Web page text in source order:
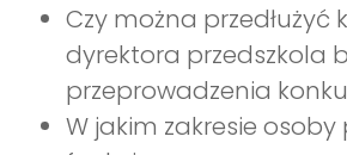
Czy można przedłużyć
dyrektora przedszkola
przeprowadzenia
W jakim zakresie osoby